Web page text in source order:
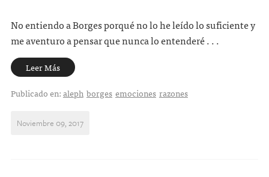
No entiendo a Borges porqué no lo he leído lo suficiente y
me aventuro a pensar que nunca lo entenderé . . .
Leer Más
Publicado en:aleph borges emociones razones
Noviembre 09, 2017